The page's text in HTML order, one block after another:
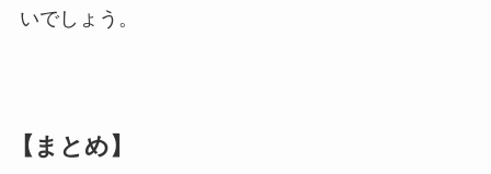
いでしょう。
【まとめ】